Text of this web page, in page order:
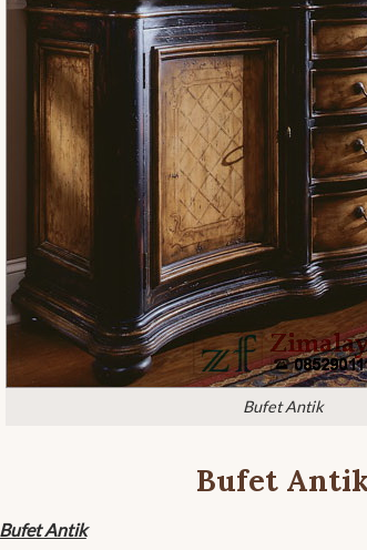
Bufet Antik
Bufet
Bufet Antik